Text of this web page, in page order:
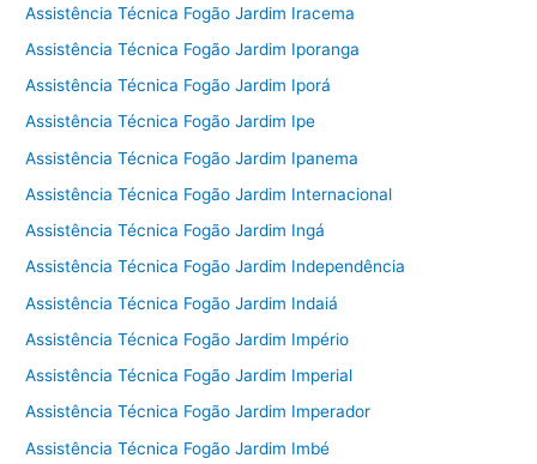
Assistência Técnica Fogão Jardim Iracema
Assistência Técnica Fogão Jardim Iporanga
Assistência Técnica Fogão Jardim Iporá
Assistência Técnica Fogão Jardim Ipe
Assistência Técnica Fogão Jardim Ipanema
Assistência Técnica Fogão Jardim Internacional
Assistência Técnica Fogão Jardim Ingá
Assistência Técnica Fogão Jardim Independência
Assistência Técnica Fogão Jardim Indaiá
Assistência Técnica Fogão Jardim Império
Assistência Técnica Fogão Jardim Imperial
Assistência Técnica Fogão Jardim Imperador
Assistência Técnica Fogão Jardim Imbé